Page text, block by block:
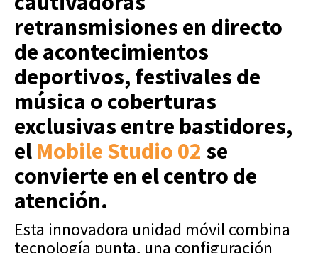
retransmisiones en directo
de acontecimientos
deportivos, festivales de
música o coberturas
exclusivas entre bastidores,
el Mobile Studio 02 se
convierte en el centro de
atención.
Esta innovadora unidad móvil combina
tecnología punta, una configuración